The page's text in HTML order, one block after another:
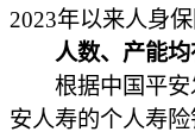
2023年以来人身
人数、产能
根据中国平安
安人寿的个人寿